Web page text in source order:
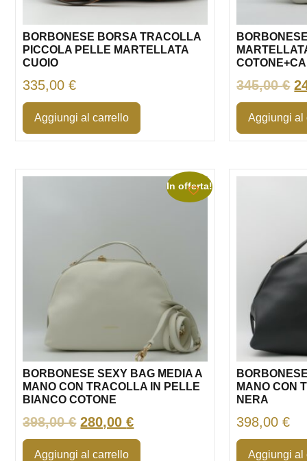
BORBONESE BORSA TRACOLLA
PICCOLA PELLE MARTELLATA
CUOIO
335,00€
Aggiungi al carrello
345,00€
Aggiungi al
In offerta!
BORBONESE SEXY BAG MEDIA A
MANO CON TRACOLLA IN PELLE
BIANCO COTONE
398,00€ 280,00€
Aggiungi al carrello
MANO CON
NERA
398,00€
Aggiungi al